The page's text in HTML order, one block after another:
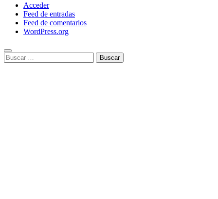
Acceder
Feed de entradas
Feed de comentarios
WordPress.org
Buscar: